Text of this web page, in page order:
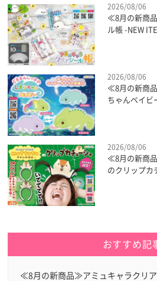
2026/08/06
≪8月の新商
ル帳 -NEW
2026/08/06
≪8月の新商
ちゃんベイビ
2026/08/06
≪8月の新商
のクリップカ
おすすめ記
≪8月の新商品≫アミュキャラクリア